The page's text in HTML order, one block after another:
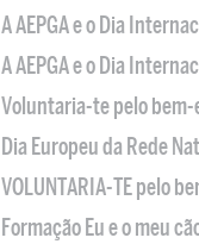
A AEPGA e o Dia
A AEPGA e o Dia
Voluntaria-te pelo bem-
Dia Europeu da Rede
VOLUNTARIA-TE pelo
Formação Eu e o meu